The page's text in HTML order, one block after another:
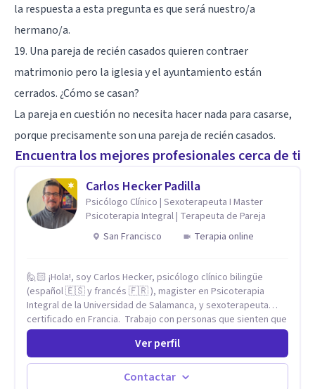
la respuesta a esta pregunta es que será nuestro/a
hermano/a.
19. Una pareja de recién casados quieren contraer
matrimonio pero la iglesia y el ayuntamiento están
cerrados. ¿Cómo se casan?
La pareja en cuestión no necesita hacer nada para casarse,
porque precisamente son una pareja de recién casados.
Encuentra los mejores profesionales cerca de ti
Carlos Hecker Padilla
Psicólogo Clínico | Sexoterapeuta I Master
Psicoterapia Integral | Terapeuta de Pareja
San Francisco
Terapia online
🙋🏻 ¡Hola!, soy Carlos Hecker, psicólogo clínico bilingüe
(español 🇪🇸 y francés 🇫🇷 ), magister en Psicoterapia
Integral de la Universidad de Salamanca, y sexoterapeuta
certificado en Francia. Trabajo con personas que sienten que
algo en su vida dejó de calzar: ansiedad que se desborda,
tristeza que no se va, duelos que se alargan, relaciones que
repiten el mismo patrón o preguntas en torno a la sexualidad
y la identidad que necesitan un espacio seguro para ser
Ver perfil
Contactar